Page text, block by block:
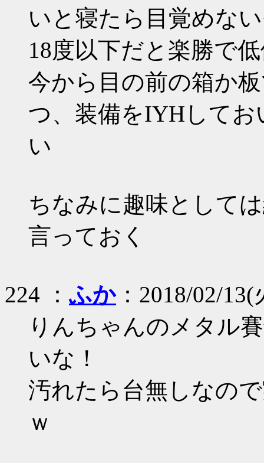
いと寝たら目覚めな
18度以下だと楽勝で
今から目の前の箱か
つ、装備をIYHして
い
ちなみに趣味として
言っておく
224 ：ふか：2018/02/13(
りんちゃんのメタル
いな！
汚れたら台無しなの
ｗ